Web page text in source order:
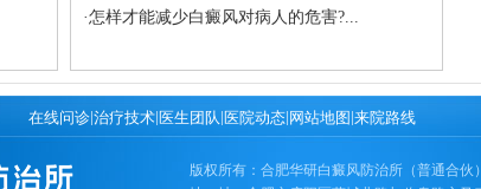
·怎样才能减少白癜风对病人的危害?...
在线问诊|治疗技术|医生团队|医院动态| 网站地图 |来院路线
版权所有：合肥华研白癜风防治所（普通合伙）